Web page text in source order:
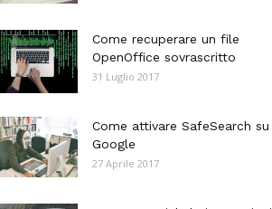
Come recuperare un file
OpenOffice sovrascritto
31 Luglio 2017
Come attivare SafeSearch su
Google
27 Aprile 2017